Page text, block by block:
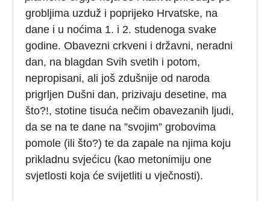
grobljima uzduž i poprijeko Hrvatske, na
dane i u noćima 1. i 2. studenoga svake
godine. Obavezni crkveni i državni, neradni
dan, na blagdan Svih svetih i potom,
nepropisani, ali još zdušnije od naroda
prigrljen Dušni dan, prizivaju desetine, ma
što?!, stotine tisuća nečim obavezanih ljudi,
da se na te dane na ”svojim” grobovima
pomole (ili što?) te da zapale na njima koju
prikladnu svjećicu (kao metonimiju one
svjetlosti koja će svijetliti u vječnosti).